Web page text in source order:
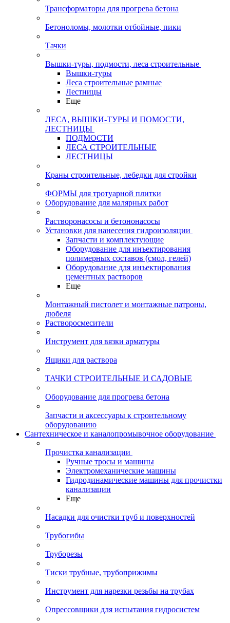
Трансформаторы для прогрева бетона
Бетоноломы, молотки отбойные, пики
Тачки
Вышки-туры, подмости, леса строительные
Вышки-туры
Леса строительные рамные
Лестницы
Еще
ЛЕСА, ВЫШКИ-ТУРЫ И ПОМОСТИ,
ЛЕСТНИЦЫ
ПОДМОСТИ
ЛЕСА СТРОИТЕЛЬНЫЕ
ЛЕСТНИЦЫ
Краны строительные, лебедки для стройки
ФОРМЫ для тротуарной плитки
Оборудование для малярных работ
Растворонасосы и бетононасосы
Установки для нанесения гидроизоляции
Запчасти и комплектующие
Оборудование для инъектирования
полимерных составов (смол, гелей)
Оборудование для инъектирования
цементных растворов
Еще
Монтажный пистолет и монтажные патроны,
дюбеля
Растворосмесители
Инструмент для вязки арматуры
Ящики для раствора
ТАЧКИ СТРОИТЕЛЬНЫЕ И САДОВЫЕ
Оборудование для прогрева бетона
Запчасти и аксессуары к строительному
оборудованию
Сантехническое и каналопромывочное оборудование
Прочистка канализации
Ручные тросы и машины
Электромеханические машины
Гидродинамические машины для прочистки
канализации
Еще
Насадки для очистки труб и поверхностей
Трубогибы
Труборезы
Тиски трубные, трубоприжимы
Инструмент для нарезки резьбы на трубах
Опрессовщики для испытания гидросистем